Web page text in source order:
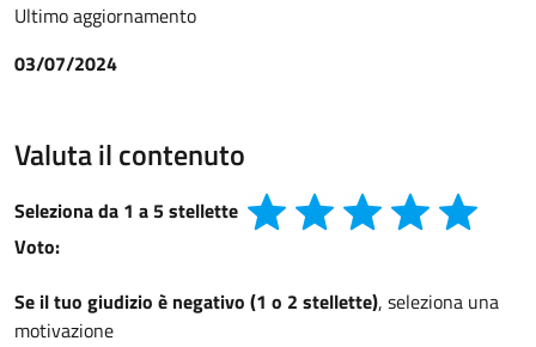
Ultimo aggiornamento
03/07/2024
Valuta il contenuto
Seleziona da 1 a 5 stellette
Voto:
Se il tuo giudizio è negativo (1 o 2 stellette), seleziona una
motivazione